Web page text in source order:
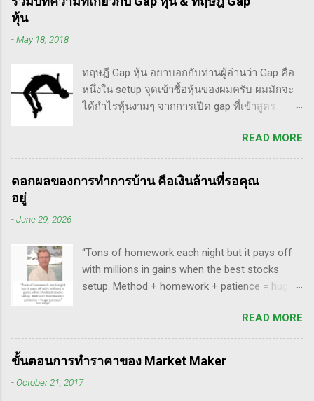
แรกซื้อหุ้น เพราะต้องการเล่นแบบเทรดเดิ้ง คือ
ซื้อมาขายไปในกรอบเวลาหนึ...
Trading Cockpit with the O'Neil Disciples:
Money Selling Stocks Short อีกด้วย ผมเองก็เคย
แปลงานของแกแบบมั่วๆ หลายเรื่องด้วยกันนะ
อาทิ - Voodoo - ทรงหุ้นซิ่ง ราคาย่อ วอลุ่มหาย -
ผมเป็นแฟนคลับของแกนั่นเองครับ ง่ายๆเลย ที่
ชอบเพราะเราต่างมีอาจารย์ร่วมกันก็คือ ปู่โอนีล,
ทวดลิเวอร์มอร์ และทวด Wyckoff นั่นเอง (คือผม
นี้นะ...
หุ้น
-May 18, 2018
ทฤษฎี Gap หุ้น อยาบอกกับท่านผู้อ่านว่า Gap คือ
หนึ่งใน setup จุดเข้าซื้อหุ้นของผมครับ ผมมักจะ
ได้กำไรหุ้นงามๆ จากการเปิด gap ที่เข้าสูตร
ทำการบ้าน มันส่งสัญญาณซื้อ แบบเปิด gap ผมจะ
ชอบมาก แต่ถึงกระนั้น มันก็ไม่ได้เป๊ะทุกตัวนะ
ครับ มีล้มเหลวเกินครึ่ง เราต้องคอยคัดตัวที่ไม่ดี
ออก เหลือตัวเจ๋งๆ แรงๆ ให้มันวิ่งทำเงินให้เราไป
เมื่อเอามาใช้ร่วมกับวอลุ่ม ในคลิปนี้เธอจัดเต็ม
เรื่องของ gap ซึ่งถือว่าครบเครื่องเอามากๆ ทฤษฎี
gap ที่เกี่ยวข้องกับเวฟ มีดังนี้ Common gap ใน
มือที่หวงของ เพราะเขาจะตบขึ้น/ลงเพื่อให้เม่า
คายหุ้นคืน ยิ่งมีเยอะยิ่งน่าสนใจ gap ประเภทนี้มัก
จะมีการลงมาปิดในเวลาอีกไม่นาน เพราะราคายัง
READ MORE
ดอกผลของการทำการบ้าน คือเงินล้านที่รอคุณ
อยู่
-June 29, 2026
“Tons of homework each night but it pays off
with millions in gains when the best stocks
setup. Method + homework + patience = huge
“การทำการบ้านอย่างหนักทุกคืน จะให้ผล
ตอบแทนเป็นผลกำไรมหาศาลเป็นล้านๆ เมื่อรวม
วิธีการที่พิสูจน์ได้ การบ้าน และความอดทนเข้า
READ MORE
ขั้นตอนการทำราคาของ Market Maker
-October 21, 2017